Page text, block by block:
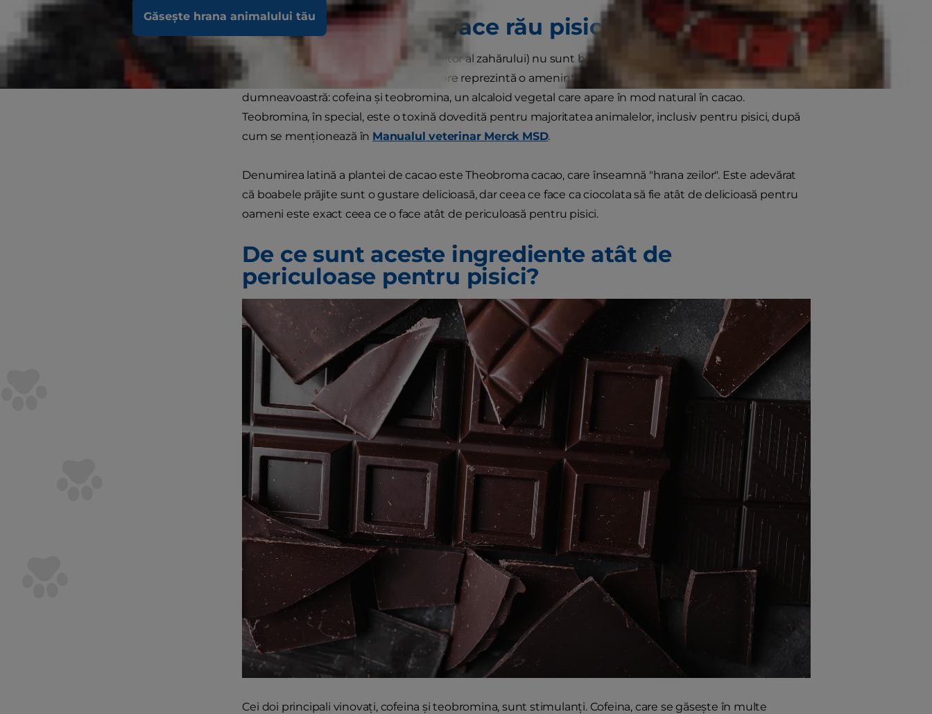
Găsește hrana animalului tăuDe ce ciocolata le face rău pisicilor?
Zahărul, grăsimile și xilitolul (un înlocuitor al zahărului) nu sunt bune pentru pisici. Cu toate acestea,
ciocolata conține două ingrediente care reprezintă o amenințare mai mare pentru sănătatea pisicii
dumneavoastră: cofeina și teobromina, un alcaloid vegetal care apare în mod natural în cacao.
Teobromina, în special, este o toxină dovedită pentru majoritatea animalelor, inclusiv pentru pisici, după
cum se menționează în Manualul veterinar Merck MSD.
Denumirea latină a plantei de cacao este Theobroma cacao, care înseamnă "hrana zeilor". Este adevărat
că boabele prăjite sunt o gustare delicioasă, dar ceea ce face ca ciocolata să fie atât de delicioasă pentru
oameni este exact ceea ce o face atât de periculoasă pentru pisici.
De ce sunt aceste ingrediente atât de
periculoase pentru pisici?
Cei doi principali vinovați, cofeina și teobromina, sunt stimulanți. Cofeina, care se găsește în multe